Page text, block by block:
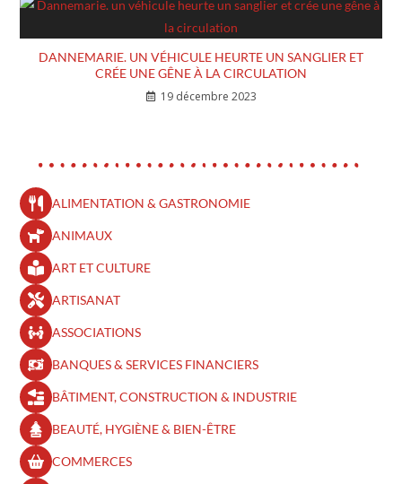
DANNEMARIE. UN VÉHICULE HEURTE UN SANGLIER ET
CRÉE UNE GÊNE À LA CIRCULATION
19 décembre 2023
ALIMENTATION & GASTRONOMIE
ANIMAUX
ART ET CULTURE
ARTISANAT
ASSOCIATIONS
BANQUES & SERVICES FINANCIERS
BÂTIMENT, CONSTRUCTION & INDUSTRIE
BEAUTÉ, HYGIÈNE & BIEN-ÊTRE​
COMMERCES